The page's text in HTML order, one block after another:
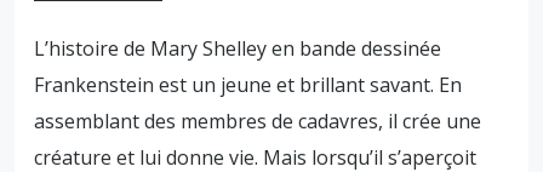
L’histoire de Mary Shelley en bande dessinée
Frankenstein est un jeune et brillant savant. En
assemblant des membres de cadavres, il crée une
créature et lui donne vie. Mais lorsqu’il s’aperçoit